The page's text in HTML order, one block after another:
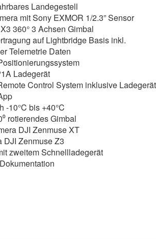
Landegestell
mit Sony EXMOR 1/2.3” Sensor
360° 3 Achsen Gimbal
auf Lightbridge Basis inkl.
Telemetrie Daten
Ladegerät
Control System inklusive Ladegerät
-10°C bis +40°C
rotierendes Gimbal
DJI Zenmuse XT
DJI Zenmuse Z3
zweitem Schnellladegerät